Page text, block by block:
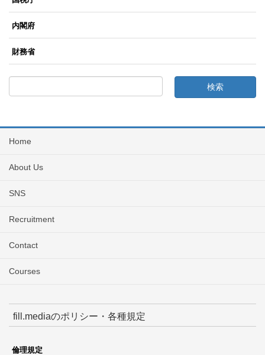
内閣府
財務省
Home
About Us
SNS
Recruitment
Contact
Courses
fill.mediaのポリシー・各種規定
倫理規定